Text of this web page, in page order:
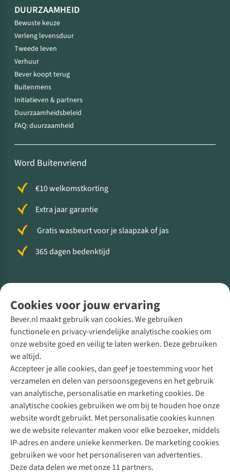
Cookies voor jouw ervaring
Bever.nl maakt gebruik van cookies. We gebruiken
functionele en privacy-vriendelijke analytische cookies om
onze website goed en veilig te laten werken. Deze gebruiken
we altijd.
Accepteer je alle cookies, dan geef je toestemming voor het
verzamelen en delen van persoonsgegevens en het gebruik
van analytische, personalisatie en marketing cookies. De
analytische cookies gebruiken we om bij te houden hoe onze
website wordt gebruikt. Met personalisatie cookies kunnen
we de website relevanter maken voor elke bezoeker, middels
IP-adres en andere unieke kenmerken. De marketing cookies
gebruiken we voor het personaliseren van advertenties.
Deze data delen we met onze 11 partners.
DUURZAAMHEID
Bewuste keuze
Verleng levensduur
Tweede leven
Verhuur
Bever koopt terug
Buitenmens
Initiatieven & partners
Duurzaamheidsbeleid
FAQ: duurzaamheid
Word Buitenvriend
€10 welkomstkorting
Extra jaar garantie
Gratis wasbeurt voor je slaapzak of jas
365 dagen bedenktijd
Direct advies van een Buitenexpert
+31 (0)85 888 50 88
+31 6 12 28 49 80
Contactformulier